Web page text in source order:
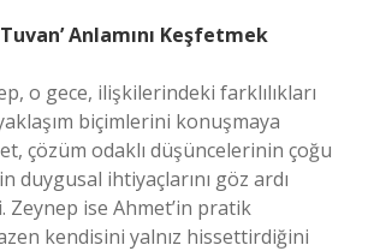
Anlamını Keşfetmek
o gece, ilişkilerindeki farklılıkları
biçimlerini konuşmaya
çözüm odaklı düşüncelerinin çoğu
duygusal ihtiyaçlarını göz ardı
ise Ahmet’in pratik
kendisini yalnız hissettirdiğini